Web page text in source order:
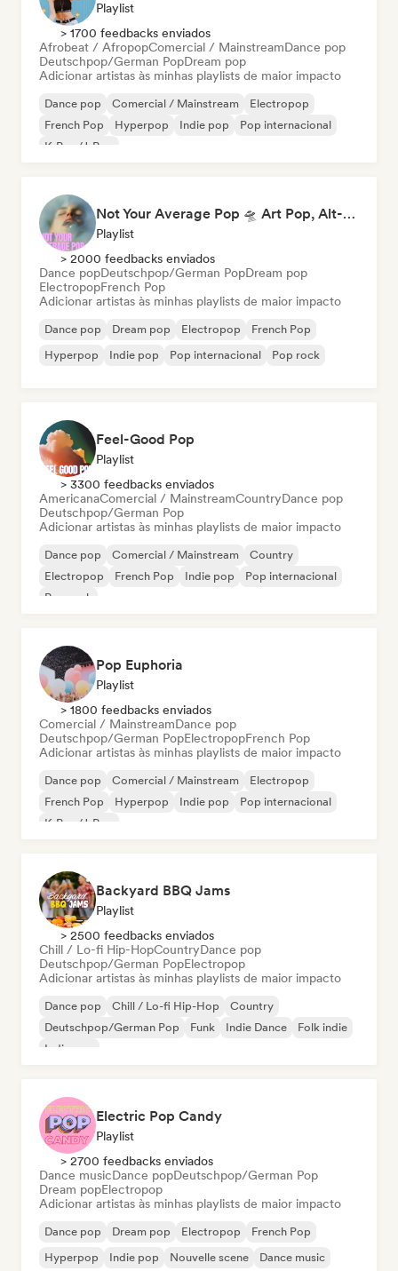
Playlist
> 1700 feedbacks enviados
Afrobeat / AfropopComercial / MainstreamDance pop
Deutschpop/German PopDream pop
Adicionar artistas às minhas playlists de maior impacto
Dance pop Comercial / Mainstream
Electropop
French Pop
Hyperpop Indie pop
Pop internacional
K-Pop/J-Pop
Not Your Average Pop 🛸 Art Pop, Alt-Pop & Indie Pop
Playlist
> 2000 feedbacks enviados
Dance popDeutschpop/German PopDream pop
ElectropopFrench Pop
Adicionar artistas às minhas playlists de maior impacto
Dance pop Dream pop Electropop
French Pop
Hyperpop
Indie pop Pop internacional Pop rock
Feel-Good Pop
Playlist
> 3300 feedbacks enviados
AmericanaComercial / MainstreamCountryDance pop
Deutschpop/German Pop
Adicionar artistas às minhas playlists de maior impacto
Dance pop Comercial / Mainstream
Country
Electropop
French Pop Indie pop
Pop internacional
Pop rock
Pop Euphoria
Playlist
> 1800 feedbacks enviados
Comercial / MainstreamDance pop
Deutschpop/German PopElectropopFrench Pop
Adicionar artistas às minhas playlists de maior impacto
Dance pop Comercial / Mainstream
Electropop
French Pop
Hyperpop Indie pop
Pop internacional
K-Pop/J-Pop
Backyard BBQ Jams
Playlist
> 2500 feedbacks enviados
Chill / Lo-fi Hip-HopCountryDance pop
Deutschpop/German PopElectropop
Adicionar artistas às minhas playlists de maior impacto
Dance pop Chill / Lo-fi Hip-Hop
Country
Deutschpop/German Pop
Funk Indie Dance
Folk indie
Indie pop
Electric Pop Candy
Playlist
> 2700 feedbacks enviados
Dance musicDance popDeutschpop/German Pop
Dream popElectropop
Adicionar artistas às minhas playlists de maior impacto
Dance pop Dream pop Electropop
French Pop
Hyperpop
Indie pop Nouvelle scene Dance music